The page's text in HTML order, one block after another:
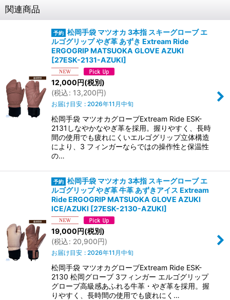
関連商品
松岡手袋 マツオカ 3本指 スキーグローブ エ
ルゴグリップ やぎ革 あずき Extream Ride
ERGOGRIP MATSUOKA GLOVE AZUKI
[27ESK-2131-AZUKI]
12,000円(税別)
(税込: 13,200円)
お届け目安 : 2026年11月中旬
松岡手袋 マツオカグローブExtream Ride ESK-
2131しなやかなやぎ革を採用。握りやすく、長時
間の使用でも疲れにくいエルゴグリップ立体構造
により、3 フィンガーならではの操作性と保温性
の…
松岡手袋 マツオカ 3本指 スキーグローブ エ
ルゴグリップ やぎ革 牛革 あずきアイス Extream
Ride ERGOGRIP MATSUOKA GLOVE AZUKI
ICE/AZUKI [27ESK-2130-AZUKI]
19,000円(税別)
(税込: 20,900円)
お届け目安 : 2026年11月中旬
松岡手袋 マツオカグローブExtream Ride ESK-
2130 松岡グローブ 3フィンガー エルゴグリップ
グローブ高級感あふれる牛革・やぎ革を採用。握
りやすく、長時間の使用でも疲れにく…